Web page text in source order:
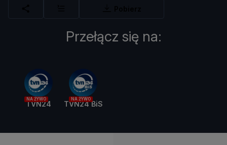
Przełącz się na:
NA ŻYWO
TVN24
NA ŻYWO
TVN24 BiS